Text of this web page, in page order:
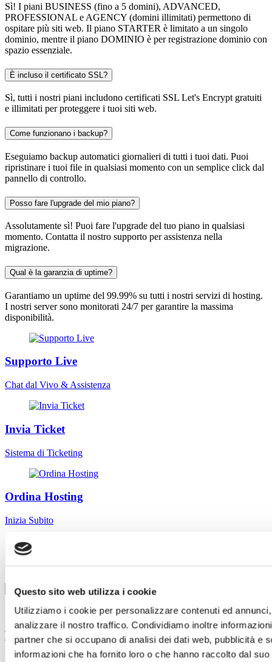
Questo sito web utilizza i cookie
Utilizziamo i cookie per personalizzare contenuti ed
analizzare il nostro traffico. Condividiamo inoltre
partner che si occupano di analisi dei dati web, pubblicità e
informazioni che ha fornito loro o che hanno raccolto dal
Sì! I piani BUSINESS (fino a 5 domini), ADVANCED,
PROFESSIONAL e AGENCY (domini illimitati) permettono di
ospitare più siti web. Il piano STARTER è limitato a un singolo
dominio, mentre il piano DOMINIO è per registrazione dominio con
spazio essenziale.
È incluso il certificato SSL?
Sì, tutti i nostri piani includono certificati SSL Let's Encrypt gratuiti
e illimitati per proteggere i tuoi siti web.
Come funzionano i backup?
Eseguiamo backup automatici giornalieri di tutti i tuoi dati. Puoi
ripristinare i tuoi file in qualsiasi momento con un semplice click dal
pannello di controllo.
Posso fare l'upgrade del mio piano?
Assolutamente sì! Puoi fare l'upgrade del tuo piano in qualsiasi
momento. Contatta il nostro supporto per assistenza nella
migrazione.
Qual è la garanzia di uptime?
Garantiamo un uptime del 99.99% su tutti i nostri servizi di hosting.
I nostri server sono monitorati 24/7 per garantire la massima
disponibilità.
Supporto Live
Chat dal Vivo & Assistenza
Invia Ticket
Sistema di Ticketing
Ordina Hosting
Inizia Subito
Iscriviti alla Nostra Newsletter
Ricevi notizie e aggiornamenti sui nostri servizi
Iscriviti
Copyright © 2008-2026 Hosting NOLIMITS
Tutti i Diritti Riservati.